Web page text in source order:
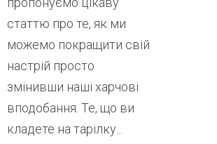
статтю про те, як ми
можемо покращити свій
настрій просто
змінивши наші харчові
вподобання. Те, що ви
кладете на тарілку...